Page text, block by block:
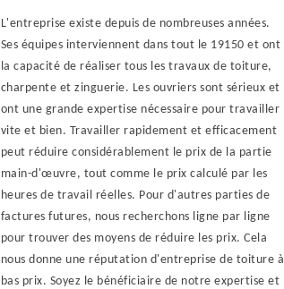
L'entreprise existe depuis de nombreuses années.
Ses équipes interviennent dans tout le 19150 et ont
la capacité de réaliser tous les travaux de toiture,
charpente et zinguerie. Les ouvriers sont sérieux et
ont une grande expertise nécessaire pour travailler
vite et bien. Travailler rapidement et efficacement
peut réduire considérablement le prix de la partie
main-d'œuvre, tout comme le prix calculé par les
heures de travail réelles. Pour d'autres parties de
factures futures, nous recherchons ligne par ligne
pour trouver des moyens de réduire les prix. Cela
nous donne une réputation d'entreprise de toiture à
bas prix. Soyez le bénéficiaire de notre expertise et